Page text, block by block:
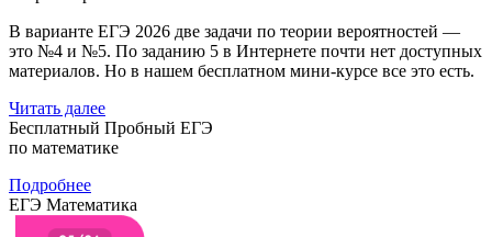
В варианте ЕГЭ 2026 две задачи по теории вероятностей —
это №4 и №5. По заданию 5 в Интернете почти нет доступных
материалов. Но в нашем бесплатном мини-курсе все это есть.
Читать далее
Бесплатный Пробный ЕГЭ
по математике
Подробнее
ЕГЭ Математика